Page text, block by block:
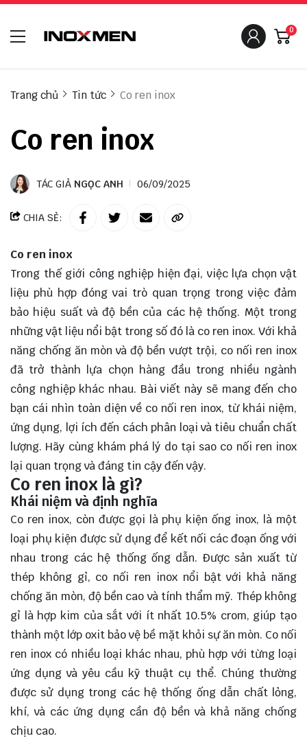
0
Trang chủ Tin tức Co ren inox
Co ren inox
TÁC GIẢ NGỌC ANH 06/09/2025
CHIA SẺ:
Co ren inox
Trong thế giới công nghiệp hiện đại, việc lựa chọn vật
liệu phù hợp đóng vai trò quan trọng trong việc đảm
bảo hiệu suất và độ bền của các hệ thống. Một trong
những vật liệu nổi bật trong số đó là co ren inox. Với khả
năng chống ăn mòn và độ bền vượt trội, co nối ren inox
đã trở thành lựa chọn hàng đầu trong nhiều ngành
công nghiệp khác nhau. Bài viết này sẽ mang đến cho
bạn cái nhìn toàn diện về co nối ren inox, từ khái niệm,
ứng dụng, lợi ích đến cách phân loại và tiêu chuẩn chất
lượng. Hãy cùng khám phá lý do tại sao co nối ren inox
lại quan trọng và đáng tin cậy đến vậy.
Co ren inox là gì?
Khái niệm và định nghĩa
Co ren inox, còn được gọi là phụ kiện ống inox, là một
loại phụ kiện được sử dụng để kết nối các đoạn ống với
nhau trong các hệ thống ống dẫn. Được sản xuất từ
thép không gỉ, co nối ren inox nổi bật với khả năng
chống ăn mòn, độ bền cao và tính thẩm mỹ. Thép không
gỉ là hợp kim của sắt với ít nhất 10.5% crom, giúp tạo
thành một lớp oxit bảo vệ bề mặt khỏi sự ăn mòn. Co nối
ren inox có nhiều loại khác nhau, phù hợp với từng loại
ứng dụng và yêu cầu kỹ thuật cụ thể. Chúng thường
được sử dụng trong các hệ thống ống dẫn chất lỏng,
khí, và các ứng dụng cần độ bền và khả năng chống
chịu cao.